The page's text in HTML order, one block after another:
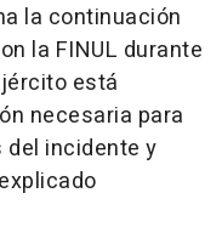
la continuación
la FINUL durante
está
necesaria para
incidente y